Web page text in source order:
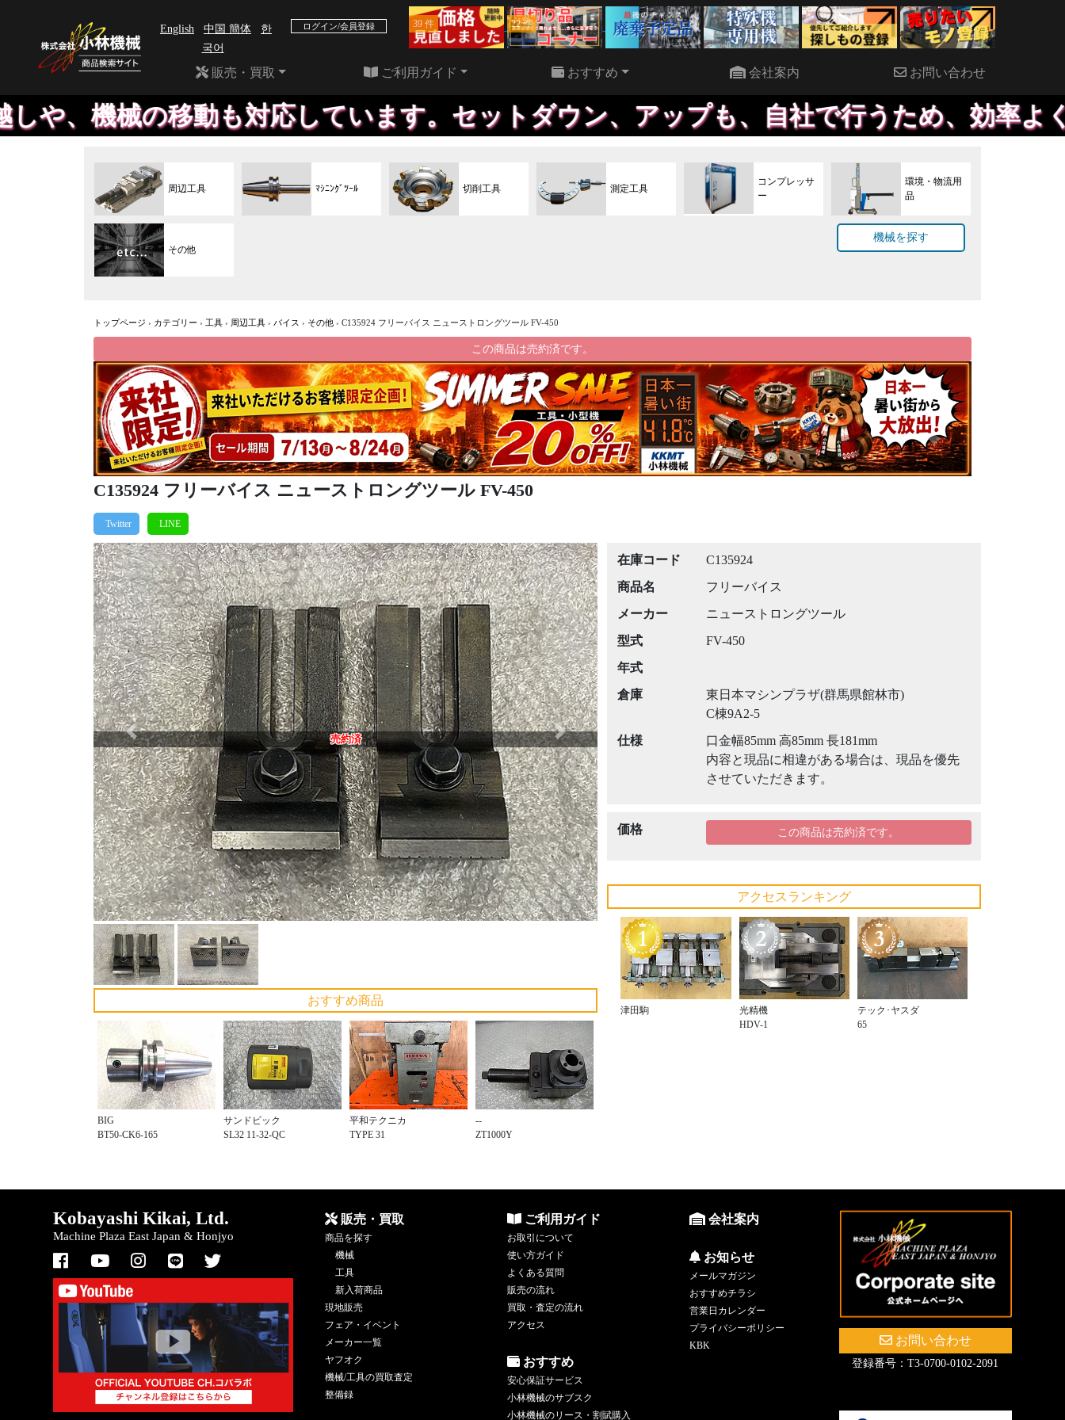
English 中国 簡体
한
국어
ログイン/会員登録 39 件 22 件
販売・買取 ご利用ガイド おすすめ 会社案内 お問い合わせ
動も対応しています。セットダウン、アップも、自社で行うため、効率よく作業が進め
周辺工具 ﾏｼﾆﾝｸﾞﾂｰﾙ 切削工具 測定工具
コンプレッサ
ー
環境・物流用
品
その他
機械を探す
トップページ › カテゴリー › 工具 › 周辺工具 › バイス › その他 › C135924 フリーバイス ニューストロングツール FV-450
この商品は売約済です。
C135924 フリーバイス ニューストロングツール FV-450
売約済
Previous Next
おすすめ商品
BIG
BT50-CK6-165
サンドビック
SL32 11-32-QC
平和テクニカ
TYPE 31
--
ZT1000Y
在庫コード
C135924
商品名
フリーバイス
メーカー
ニューストロングツール
型式
FV-450
年式
倉庫
東日本マシンプラザ(群馬県館林市)
C棟9A2-5
仕様
口金幅85mm 高85mm 長181mm
内容と現品に相違がある場合は、現品を優先
させていただきます。
価格 この商品は売約済です。
アクセスランキング
津田駒
光精機
HDV-1
テック･ヤスダ
65
Kobayashi Kikai, Ltd.
Machine Plaza East Japan & Honjyo
販売・買取
商品を探す
機械
工具
新入荷商品
現地販売
フェア・イベント
メーカー一覧
ヤフオク
機械/工具の買取査定
整備録
ご利用ガイド
お取引について
使い方ガイド
よくある質問
販売の流れ
買取・査定の流れ
アクセス
おすすめ
安心保証サービス
小林機械のサブスク
小林機械のリース・割賦購入
会社案内
お知らせ
メールマガジン
おすすめチラシ
営業日カレンダー
プライバシーポリシー
KBK
お問い合わせ
登録番号：T3-0700-0102-2091